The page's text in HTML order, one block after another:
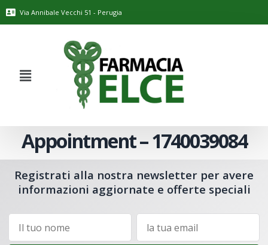
Via Annibale Vecchi 51 - Perugia
Appointment – 1740039084
Registrati alla nostra newsletter per avere
informazioni aggiornate e offerte speciali